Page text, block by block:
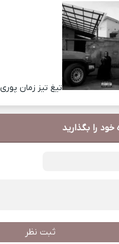
تیغ تیز زمان پوری
خود را بگذارید
ثبت نظر